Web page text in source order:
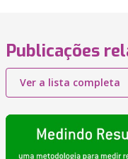
Publicações
Ver a lista completa